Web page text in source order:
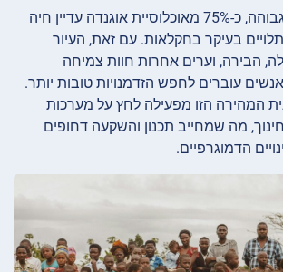
למרות הצפיפות הגבוהה, כ-75% מאוכלוסיית אוגנדה עדיין חיה
בעיקר בחקלאות. עם זאת, העיור
הבירה, וערים אחרות חוות צמיחה
עוברים לחפש הזדמנויות טובות יותר.
המהירה הזו מפעילה לחץ על מערכות
מה שמחייב תכנון והשקעה דחופים
הדמוגרפיים.